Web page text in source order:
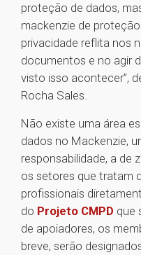
proteção de dados,
mackenzie de
privacidade reflita nos
documentos e no agir
visto isso acontecer”,
Rocha Sales.
Não existe uma área
dados no Mackenzie,
responsabilidade, a de
os setores que tratam
profissionais
do Projeto CMPD que
de apoiadores, os
breve, serão